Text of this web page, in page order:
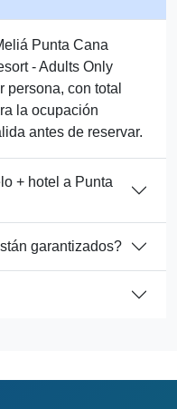
Punta Cana
- Adults Only
con total
la ocupación
antes de reservar.
+ hotel a Punta
garantizados?